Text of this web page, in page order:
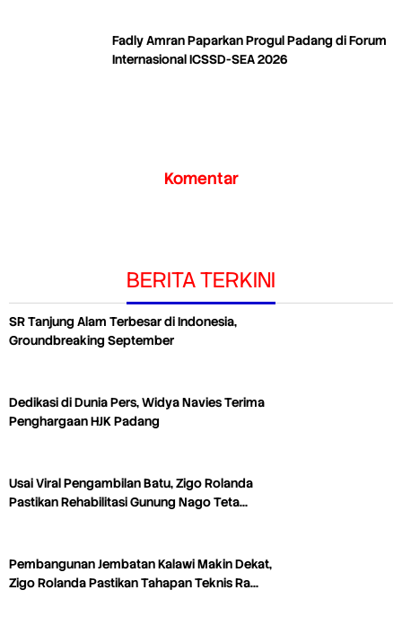
Fadly Amran Paparkan Progul Padang di Forum
Internasional ICSSD-SEA 2026
Komentar
BERITA TERKINI
SR Tanjung Alam Terbesar di Indonesia,
Groundbreaking September
Dedikasi di Dunia Pers, Widya Navies Terima
Penghargaan HJK Padang
Usai Viral Pengambilan Batu, Zigo Rolanda
Pastikan Rehabilitasi Gunung Nago Teta…
Pembangunan Jembatan Kalawi Makin Dekat,
Zigo Rolanda Pastikan Tahapan Teknis Ra…